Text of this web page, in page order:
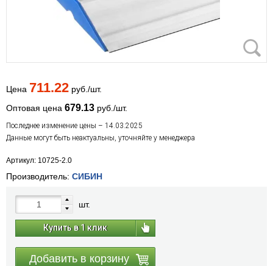
Цена 711.22 руб./шт.
Оптовая цена 679.13 руб./шт.
Последнее изменение цены – 14.03.2025
Данные могут быть неактуальны, уточняйте у менеджера
Артикул: 10725-2.0
Производитель: СИБИН
шт.
Купить в 1 клик
Добавить в корзину